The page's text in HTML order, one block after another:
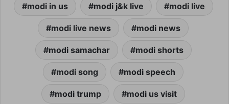
modi in us modi j&k live modi live
modi live news modi news
modi samachar modi shorts
modi song modi speech
modi trump modi us visit